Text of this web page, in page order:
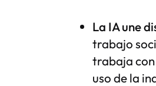
La IA une
trabajo
trabaja con
uso de la